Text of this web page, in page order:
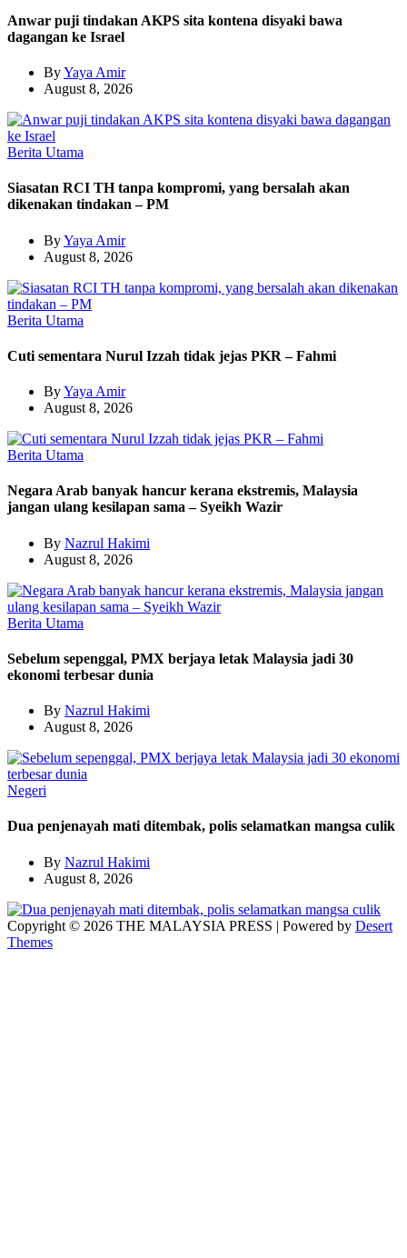
Anwar puji tindakan AKPS sita kontena disyaki bawa
dagangan ke Israel
ByYaya Amir
August 8, 2026
Berita Utama
Siasatan RCI TH tanpa kompromi, yang bersalah akan
dikenakan tindakan – PM
ByYaya Amir
August 8, 2026
Berita Utama
Cuti sementara Nurul Izzah tidak jejas PKR – Fahmi
ByYaya Amir
August 8, 2026
Berita Utama
Negara Arab banyak hancur kerana ekstremis, Malaysia
jangan ulang kesilapan sama – Syeikh Wazir
By Nazrul Hakimi
August 8, 2026
Berita Utama
Sebelum sepenggal, PMX berjaya letak Malaysia jadi 30
ekonomi terbesar dunia
By Nazrul Hakimi
August 8, 2026
Negeri
Dua penjenayah mati ditembak, polis selamatkan mangsa culik
By Nazrul Hakimi
August 8, 2026
Copyright © 2026 THE MALAYSIA PRESS | Powered by Desert
Themes